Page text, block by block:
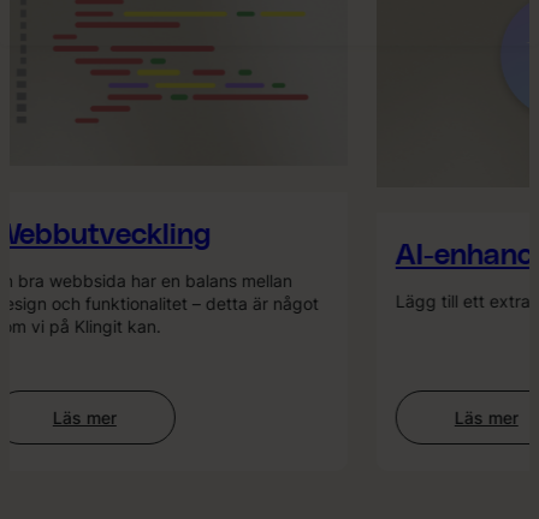
bra webbsida har en balans mellan
och funktionalitet – detta är något
vi på Klingit kan.
Läs mer
:
Webbutveckling
AI-
Lägg till ett extra
Läs mer
:
AI-